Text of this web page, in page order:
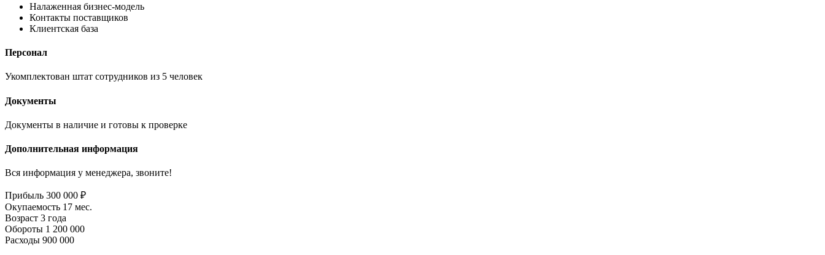
Налаженная бизнес-модель
Контакты поставщиков
Клиентская база
Персонал
Укомплектован штат сотрудников из 5 человек
Документы
Документы в наличие и готовы к проверке
Дополнительная информация
Вся информация у менеджера, звоните!
Прибыль 300 000 ₽
Окупаемость 17 мес.
Возраст 3 года
Обороты 1 200 000
Расходы 900 000